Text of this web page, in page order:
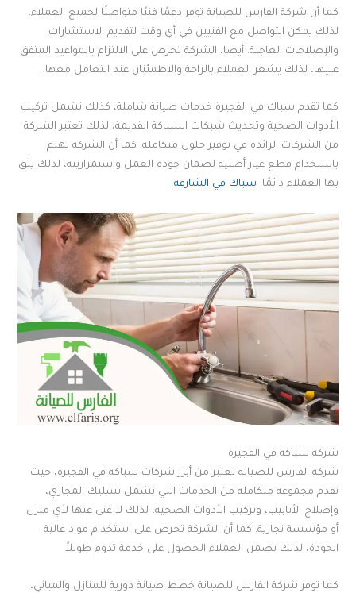
كما أن شركة الفارس للصيانة توفر دعمًا فنيًا متواصلًا لجميع العملاء،
لذلك يمكن التواصل مع الفنيين في أي وقت لتقديم الاستشارات
والإصلاحات العاجلة. أيضا، الشركة تحرص على الالتزام بالمواعيد المتفق
عليها، لذلك يشعر العملاء بالراحة والاطمئنان عند التعامل معها.
كما تقدم سباك في الفجيرة خدمات صيانة شاملة، كذلك تشمل تركيب
الأدوات الصحية وتحديث شبكات السباكة القديمة، لذلك تعتبر الشركة
من الشركات الرائدة في توفير حلول متكاملة. كما أن الشركة تهتم
باستخدام قطع غيار أصلية لضمان جودة العمل واستمراريته، لذلك يثق
بها العملاء دائمًا. سباك في الشارقة
شركة سباكة في الفجيرة
شركة الفارس للصيانة تعتبر من أبرز شركات سباكة في الفجيرة، حيث
تقدم مجموعة متكاملة من الخدمات التي تشمل تسليك المجاري،
وإصلاح الأنابيب، وتركيب الأدوات الصحية، لذلك لا غنى عنها لأي منزل
أو مؤسسة تجارية. كما أن الشركة تحرص على استخدام مواد عالية
الجودة، لذلك يضمن العملاء الحصول على خدمة تدوم طويلاً.
كما توفر شركة الفارس للصيانة خطط صيانة دورية للمنازل والمباني،